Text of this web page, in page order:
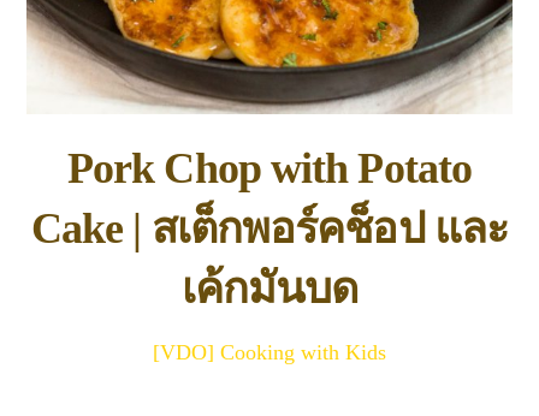
Pork Chop with Potato
Cake | สเต็กพอร์คช็อป และ
เค้กมันบด
[VDO] Cooking with Kids